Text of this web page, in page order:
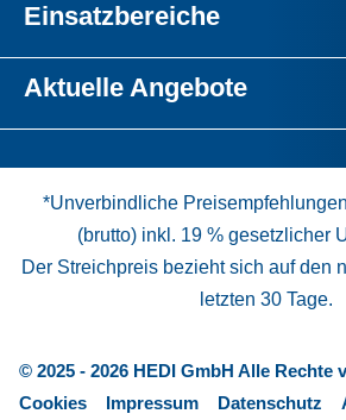
Einsatzbereiche
Aktuelle Angebote
*Unverbindliche
(brutto) inkl. 19 % gesetzlicher
Der Streichpreis bezieht sich auf den
letzten 30 Tage.
© 2025 - 2026 HEDI GmbH Alle Rechte
Cookies
Impressum Datenschutz